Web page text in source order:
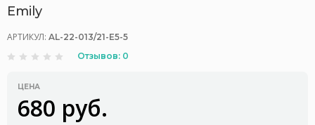
Emily
АРТИКУЛ: AL-22-013/21-E5-5
Отзывов: 0
ЦЕНА
680 руб.